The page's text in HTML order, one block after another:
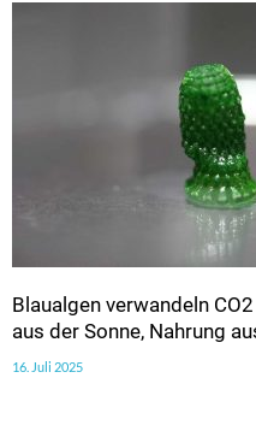
Blaualgen verwandeln
aus der Sonne, Nahrung
16. Juli 2025